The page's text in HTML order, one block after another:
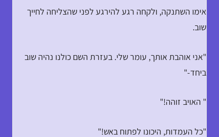
אימו השתנקה, ולקחה רגע להירגע לפני שהצליחה לחייך
שוב.
"אני אוהבת אותך, עומר שלי. בעזרת השם כולנו נהיה שוב
ביחד-"
" האויב זוהה!"
"כל העמדות, היכונו לפתוח באש!"